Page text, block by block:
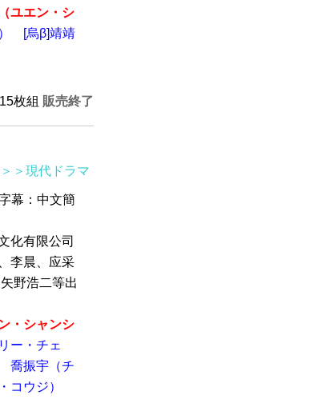
ユエン・シ
[烏β]靖靖
枚組 販売終了
＞＞現代ドラマ
幕：中文簡
化有限公司
李晨、应采
野浩二等出
・シャンシ
ー・チェ
喬振宇（チ
コウジ）